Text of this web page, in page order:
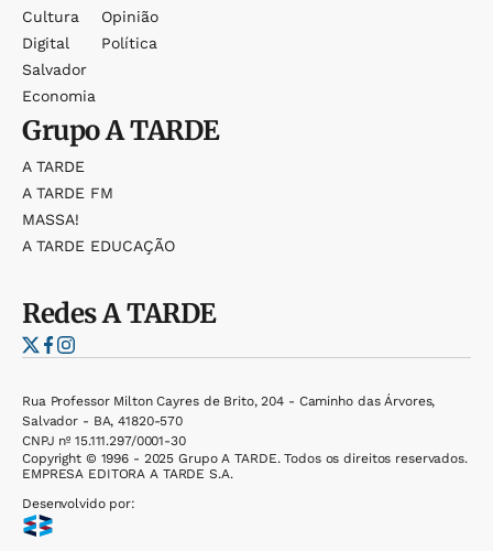
Cultura
Digital
Salvador
Economia
Opinião
Política
GrupoA TARDE
A TARDE
A TARDE FM
MASSA!
A TARDE EDUCAÇÃO
RedesA TARDE
Rua Professor Milton Cayres de Brito, 204 - Caminho das Árvores,
Salvador - BA, 41820-570
CNPJ nº 15.111.297/0001-30
Copyright © 1996 - 2025 Grupo A TARDE. Todos os direitos reservados.
EMPRESA EDITORA A TARDE S.A.
Desenvolvido por: